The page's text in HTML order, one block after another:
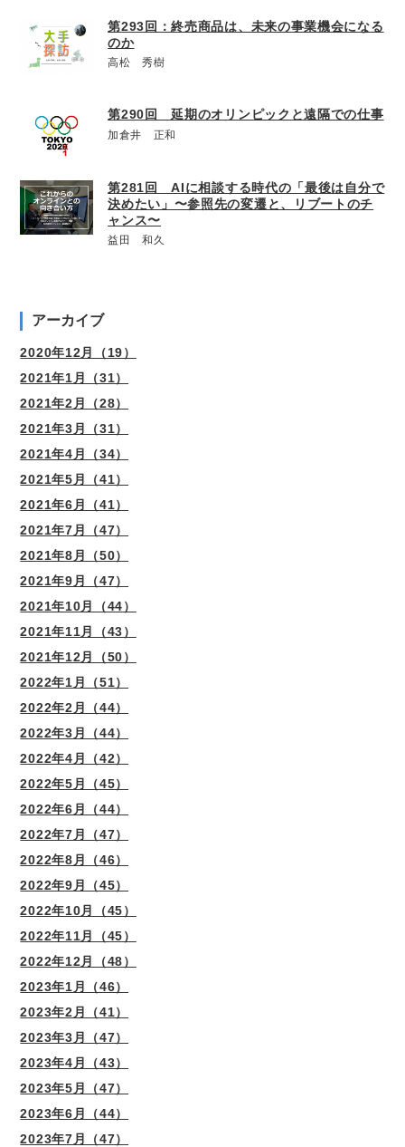
第293回：終売商品は、未来の事業機会になる
のか
高松 秀樹
第290回 延期のオリンピックと遠隔での仕事
加倉井 正和
第281回 AIに相談する時代の「最後は自分で
決めたい」〜参照先の変遷と、リブートのチ
ャンス〜
益田 和久
アーカイブ
2020年12月（19）
2021年1月（31）
2021年2月（28）
2021年3月（31）
2021年4月（34）
2021年5月（41）
2021年6月（41）
2021年7月（47）
2021年8月（50）
2021年9月（47）
2021年10月（44）
2021年11月（43）
2021年12月（50）
2022年1月（51）
2022年2月（44）
2022年3月（44）
2022年4月（42）
2022年5月（45）
2022年6月（44）
2022年7月（47）
2022年8月（46）
2022年9月（45）
2022年10月（45）
2022年11月（45）
2022年12月（48）
2023年1月（46）
2023年2月（41）
2023年3月（47）
2023年4月（43）
2023年5月（47）
2023年6月（44）
2023年7月（47）